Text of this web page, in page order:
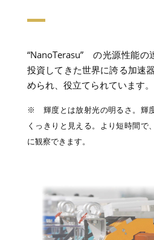
“NanoTerasu” の光源性能の
投資してきた世界に誇る加速
められ、役立てられています。
※ 輝度とは放射光の明るさ。輝
くっきりと見える。より短時間で
に観察できます。